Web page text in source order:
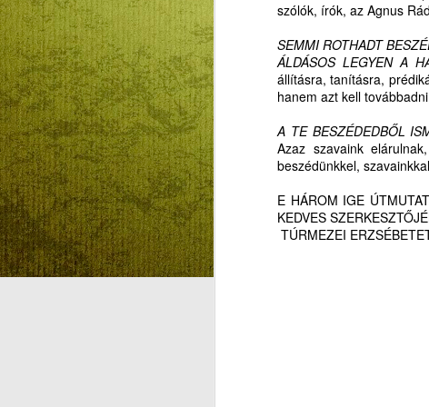
szólók, írók, az Agnus
SEMMI ROTHADT
ÁLDÁSOS LEGYEN A
állításra, tanításra,
hanem azt kell
A TE BESZÉDEDBŐL
Azaz szavaink
beszédünkkel,
E HÁROM IGE
KEDVES
TÚRMEZEI
AUG
5
BESZÉLŐ KÉPEK
SZENTLÉLEK ÉLŐ
INTELLIGENCIÁRÓL
KONTRA
MESTERSÉGES
INTELLIGENCIÁRÓL
GYEREKEKNEK,
BESZÉLŐ KÉPEK:
AUG
AUG